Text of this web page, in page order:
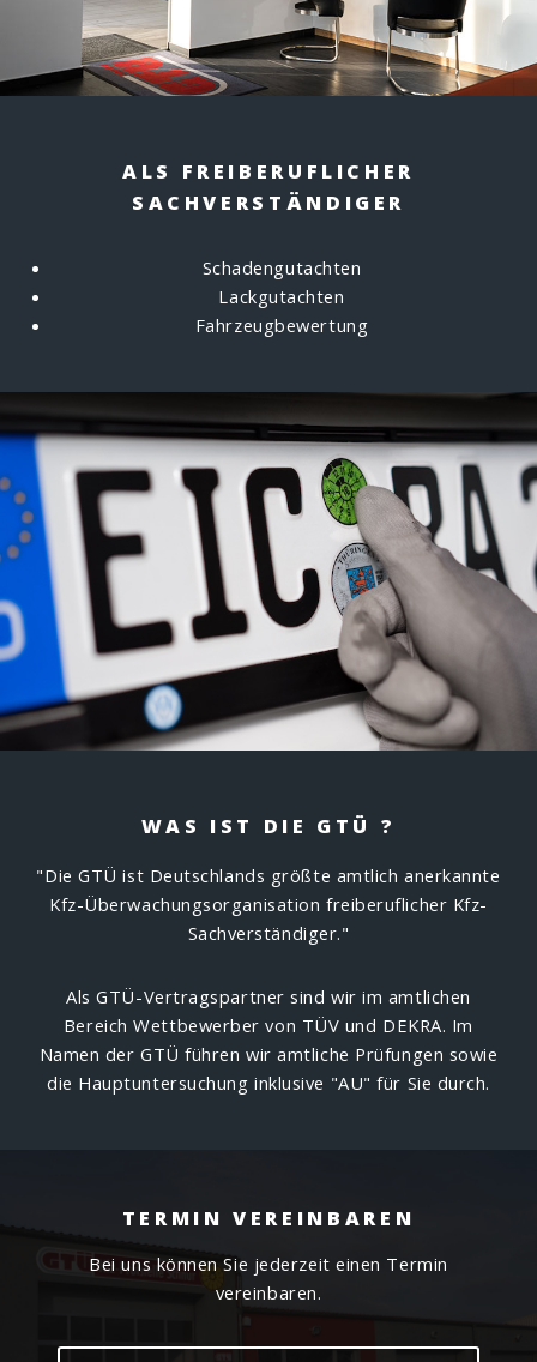
ALS FREIBERUFLICHER
SACHVERSTÄNDIGER
Schadengutachten
Lackgutachten
Fahrzeugbewertung
WAS IST DIE GTÜ ?
"Die GTÜ ist Deutschlands größte amtlich anerkannte
Kfz-Überwachungsorganisation freiberuflicher Kfz-
Sachverständiger."
Als GTÜ-Vertragspartner sind wir im amtlichen
Bereich Wettbewerber von TÜV und DEKRA. Im
Namen der GTÜ führen wir amtliche Prüfungen sowie
die Hauptuntersuchung inklusive "AU" für Sie durch.
TERMIN VEREINBAREN
Bei uns können Sie jederzeit einen Termin
vereinbaren.